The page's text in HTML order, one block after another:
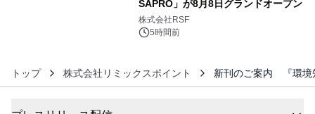
SAPRO」が8月8日グランドオープン
株式会社RSF
5時間前
トップ 株式会社リミックスポイント 新刊のご案内 『環